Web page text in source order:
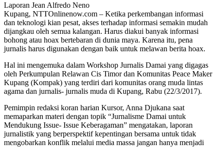
Laporan Jean Alfredo Neno
Kupang, NTTOnlinenow.com – Ketika perkembangan informasi
dan teknologi kian pesat, akses terhadap informasi semakin mudah
dijangkau oleh semua kalangan. Harus diakui banyak informasi
bohong atau hoax bertebaran di dunia maya. Karena itu, pena
jurnalis harus digunakan dengan baik untuk melawan berita hoax.
Hal ini mengemuka dalam Workshop Jurnalis Damai yang digagas
oleh Perkumpulan Relawan Cis Timor dan Komunitas Peace Maker
Kupang (Kompak) yang terdiri dari komunitas orang muda lintas
agama dan jurnalis- jurnalis muda di Kupang, Rabu (22/3/2017).
Pemimpin redaksi koran harian Kursor, Anna Djukana saat
memaparkan materi dengan topik “Jurnalisme Damai untuk
Mendukung Issue- Issue Keberagaman” mengatakan, laporan
jurnalistik yang berperspektif kepentingan bersama untuk tidak
mengobarkan konflik melalui media massa jangan hanya menjadi